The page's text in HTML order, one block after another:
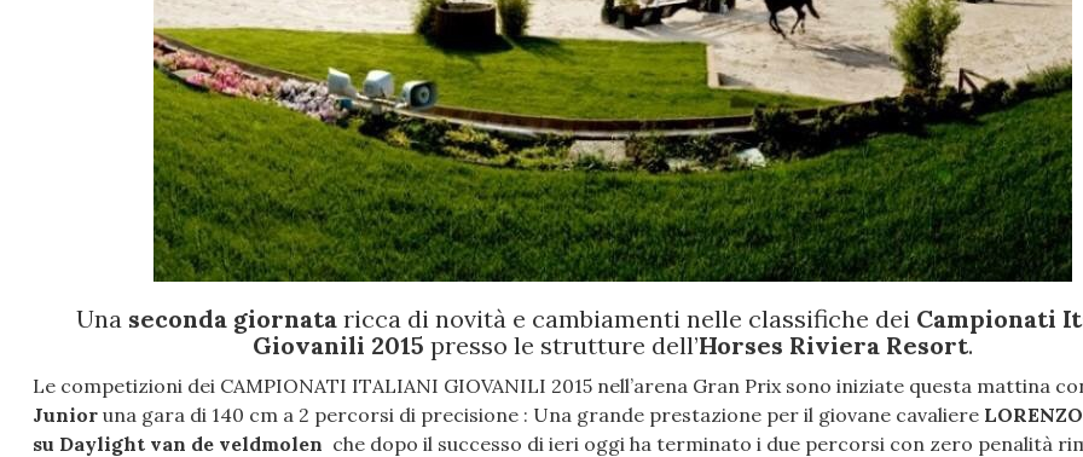
Una seconda giornata ricca di novità e cambiamenti nelle classifiche dei Campionati
Giovanili 2015 presso le strutture dell’Horses Riviera Resort.
Le competizioni dei CAMPIONATI ITALIANI GIOVANILI 2015 nell’arena Gran Prix sono iniziate questa mattina
Junior una gara di 140 cm a 2 percorsi di precisione : Una grande prestazione per il giovane cavaliere
su Daylight van de veldmolen che dopo il successo di ieri oggi ha terminato i due percorsi con zero penalità